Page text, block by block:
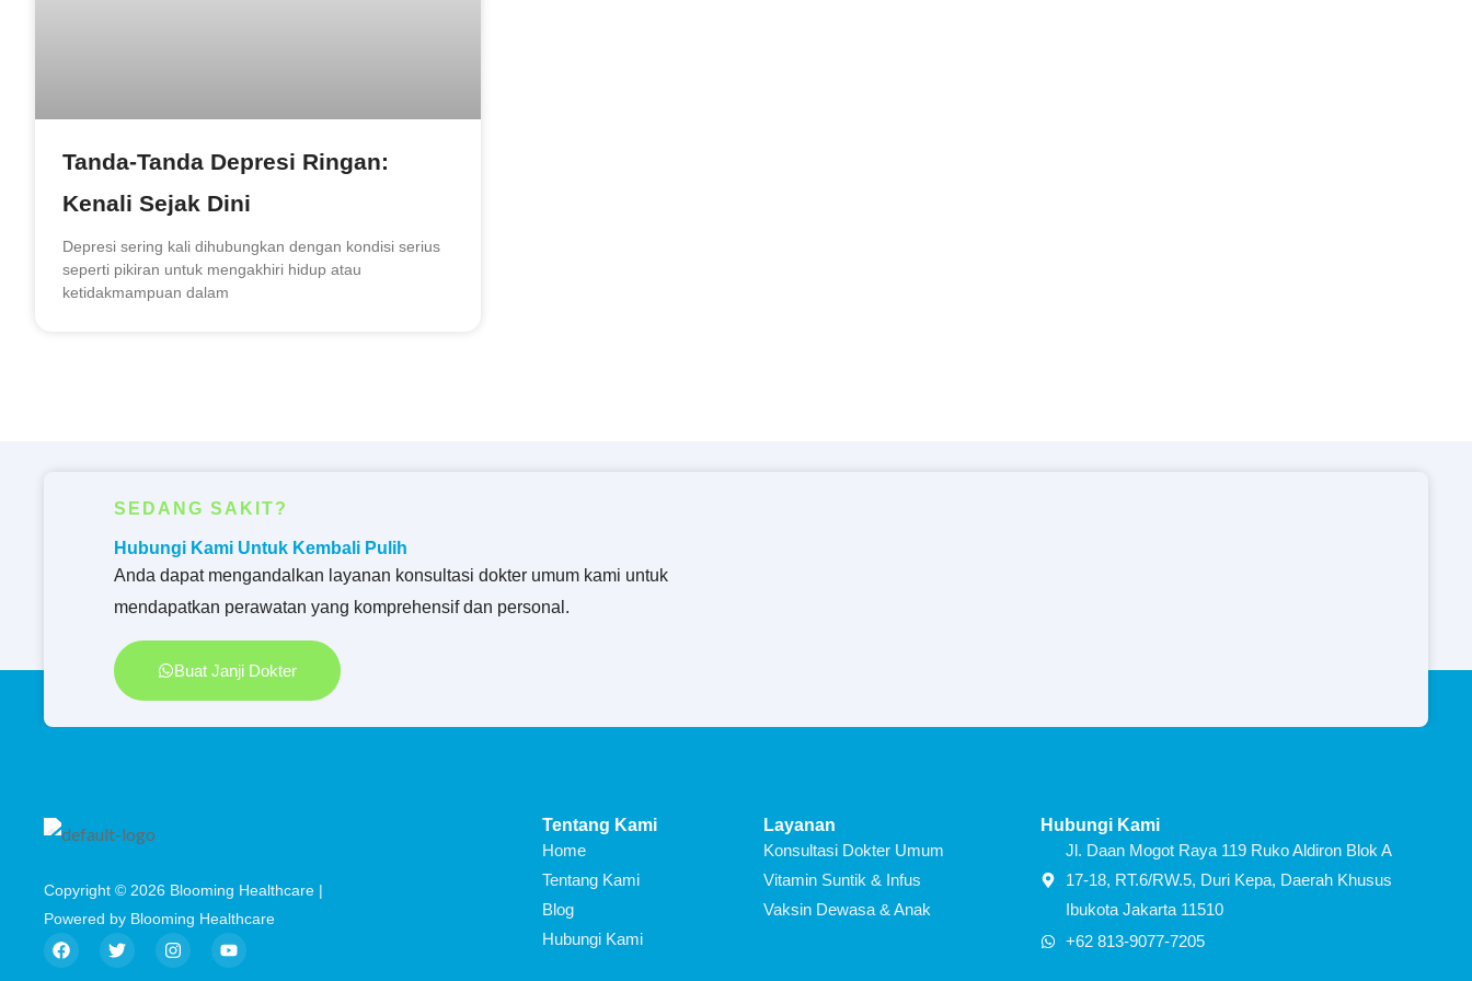
Tanda-Tanda Depresi Ringan:
Kenali Sejak Dini
Depresi sering kali dihubungkan dengan kondisi serius
seperti pikiran untuk mengakhiri hidup atau
ketidakmampuan dalam
SEDANG SAKIT?
Hubungi Kami Untuk Kembali Pulih
Anda dapat mengandalkan layanan konsultasi dokter umum kami untuk
mendapatkan perawatan yang komprehensif dan personal.
Buat Janji Dokter
Copyright © 2026 Blooming Healthcare |
Powered by Blooming Healthcare
F
a
c
T
w
i
I
n
s
Y
o
u
Tentang Kami
Home
Tentang Kami
Blog
Hubungi Kami
Layanan
Konsultasi Dokter Umum
Vitamin Suntik & Infus
Vaksin Dewasa & Anak
Hubungi Kami
Jl. Daan Mogot Raya 119 Ruko Aldiron Blok A
17-18, RT.6/RW.5, Duri Kepa, Daerah Khusus
Ibukota Jakarta 11510
+62 813-9077-7205